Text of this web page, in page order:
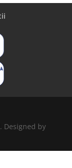
Designed by